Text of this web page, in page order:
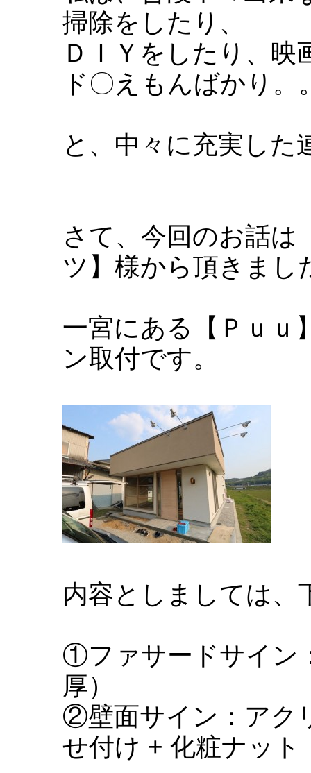
掃除をしたり、
ＤＩＹをしたり、映
ド〇えもんばかり。
と、中々に充実した
さて、今回のお話は
ツ】様から頂きまし
一宮にある【Ｐｕｕ
ン取付です。
内容としましては、
①ファサードサイン
厚）
②壁面サイン：アク
せ付け + 化粧ナット